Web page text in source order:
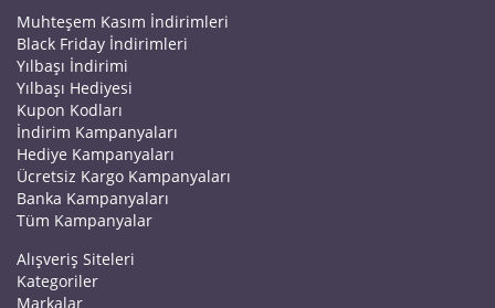
Muhteşem Kasım İndirimleri
Black Friday İndirimleri
Yılbaşı İndirimi
Yılbaşı Hediyesi
Kupon Kodları
İndirim Kampanyaları
Hediye Kampanyaları
Ücretsiz Kargo Kampanyaları
Banka Kampanyaları
Tüm Kampanyalar
Alışveriş Siteleri
Kategoriler
Markalar